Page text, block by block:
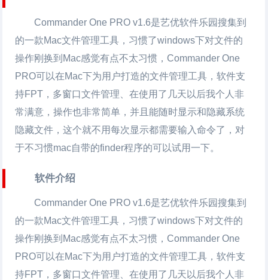
Commander One PRO v1.6是艺优软件乐园搜集到
的一款Mac文件管理工具，习惯了windows下对文件的
操作刚换到Mac感觉有点不太习惯， Commander One
PRO可以在Mac下为用户打造的文件管理工具，软件支
持FPT，多窗口文件管理、在使用了几天以后我个人非
常满意，操作也非常简单，并且能随时显示和隐藏系统
隐藏文件，这个就不用每次显示都需要输入命令了，对
于不习惯mac自带的finder程序的可以试用一下。
软件介绍
Commander One PRO v1.6是艺优软件乐园搜集到
的一款Mac文件管理工具，习惯了windows下对文件的
操作刚换到Mac感觉有点不太习惯，Commander One
PRO可以在Mac下为用户打造的文件管理工具，软件支
持FPT，多窗口文件管理、在使用了几天以后我个人非